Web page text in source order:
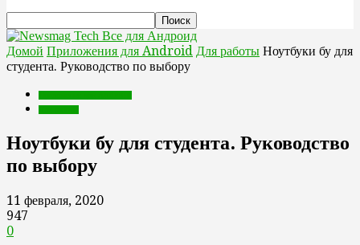
Все для Андроид
Домой Приложения для Android Для работы Ноутбуки бу для
студента. Руководство по выбору
Ноутбуки бу для студента. Руководство
по выбору
11 февраля, 2020
947
0